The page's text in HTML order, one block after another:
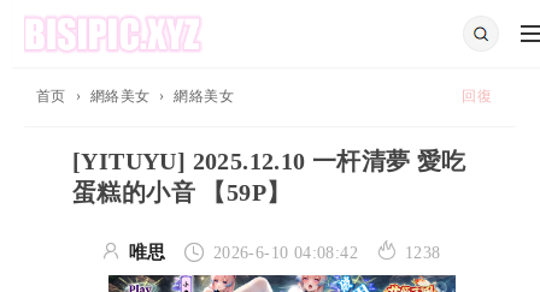
首页 › 網絡美女 › 網絡美女
[YITUYU] 2025.12.10 一杆清夢 愛吃
蛋糕的小音 【59P】
 唯思  2026-6-10 04:08:42  1238
回復